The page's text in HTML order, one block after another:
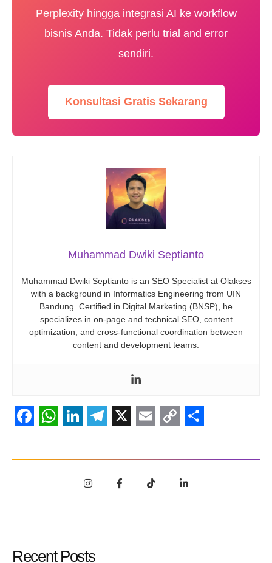
Perplexity hingga integrasi AI ke workflow
bisnis Anda. Tidak perlu trial and error
sendiri.
Konsultasi Gratis Sekarang
Muhammad Dwiki Septianto
Muhammad Dwiki Septianto is an SEO Specialist at Olakses
with a background in Informatics Engineering from UIN
Bandung. Certified in Digital Marketing (BNSP), he
specializes in on-page and technical SEO, content
optimization, and cross-functional coordination between
content and development teams.
Link
Recent Posts